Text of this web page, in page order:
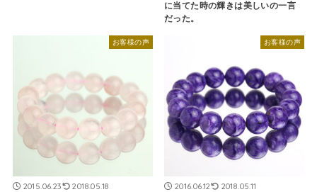
に当てた時の輝きは美しいの一言
だった。
お客様の声
2015.06.23 2018.05.18
お客様の声
2016.06.12 2018.05.11